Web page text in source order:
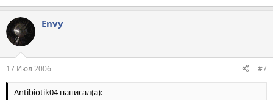
Envy
17 Июл 2006 #7
Antibiotik04 написал(а):